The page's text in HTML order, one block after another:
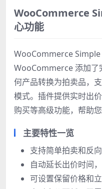
WooCommerce
心功能
WooCommerce
WooCommerce 添加了
何产品转换为拍卖品，
模式。插件提供实时出
购买等高级功能，帮助
主要特性一览
支持简单拍卖和反
自动延长出价时间
可设置保留价格和